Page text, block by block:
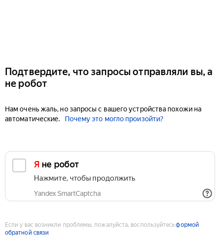
Подтвердите, что запросы отправляли вы, а
не робот
Нам очень жаль, но запросы с вашего устройства похожи на
автоматические.
Почему это могло произойти?
Я не робот
Нажмите, чтобы продолжить
Yandex SmartCaptcha
Если у вас возникли проблемы, пожалуйста, воспользуйтесьформой
обратной связи